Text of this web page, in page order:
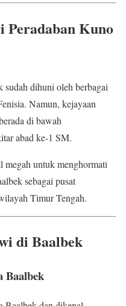
Peradaban Kuno
sudah dihuni oleh berbagai
Namun, kejayaan
di bawah
abad ke-1 SM.
untuk menghormati
sebagai pusat
Timur Tengah.
di Baalbek
Baalbek